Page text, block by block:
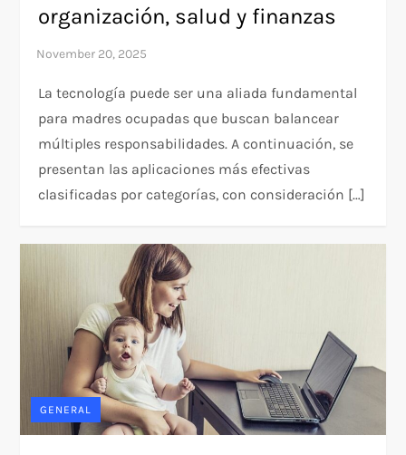
organización, salud y finanzas
La tecnología puede ser una aliada fundamental
para madres ocupadas que buscan balancear
múltiples responsabilidades. A continuación, se
presentan las aplicaciones más efectivas
clasificadas por categorías, con consideración […]
GENERAL